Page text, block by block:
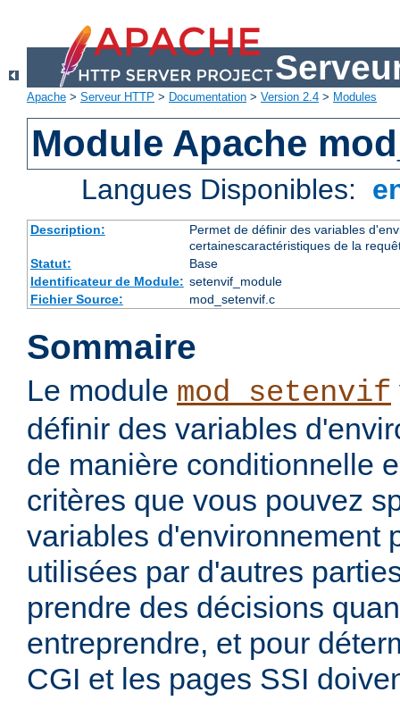
Apache > Serveur HTTP > Documentation > Version 2.4 > Modules
Module Apache
Langues Disponibles:
Description:
Permet de définir des variables
certainescaractéristiques de la
Statut:
Base
Identificateur de Module: setenvif_module
Fichier Source:
mod_setenvif.c
Sommaire
Le module mod_setenvif
définir des variables
de manière conditionnelle
critères que vous pouvez
variables d'environnement
utilisées par d'autres
prendre des décisions
entreprendre, et pour
CGI et les pages SSI